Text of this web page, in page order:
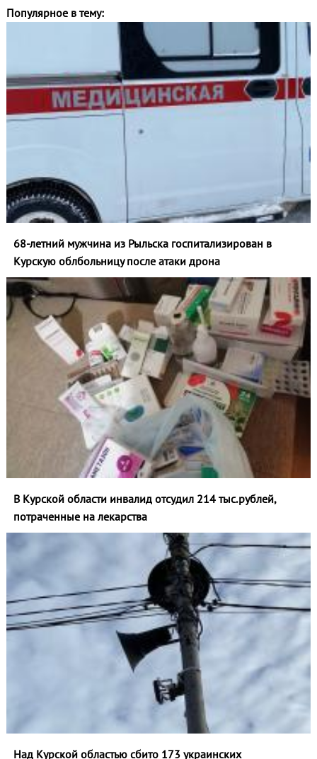
Популярное в тему:
68-летний мужчина из Рыльска госпитализирован в
Курскую облбольницу после атаки дрона
В Курской области инвалид отсудил 214 тыс.рублей,
потраченные на лекарства
Над Курской областью сбито 173 украинских